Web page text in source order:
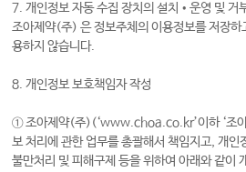
7. 개인정보 자동 수집 장치의 설치•운영 및 거
조아제약(주) 은 정보주체의 이용정보를 저장하
용하지 않습니다.
8. 개인정보 보호책임자 작성
① 조아제약(주)(‘www.choa.co.kr’이하 ‘조
보 처리에 관한 업무를 총괄해서 책임지고, 개인
불만처리 및 피해구제 등을 위하여 아래와 같이